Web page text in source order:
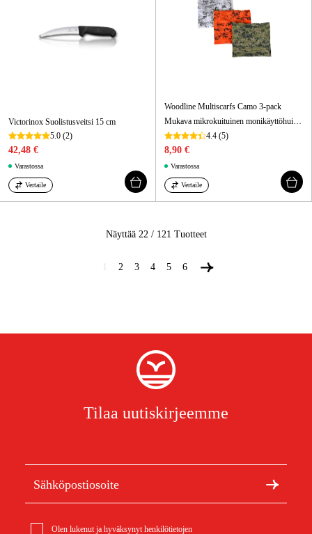
Victorinox Suolistusveitsi 15 cm
5.0 (2)
42,48 €
Varastossa
Vertaile
Woodline Multiscarfs Camo 3-pack
Mukava mikrokuituinen monikäyttöhuivi metsästykseen. Voidaan käyttää kaulahuivina, pipona, suojana, lippiksena, balaklavana ym.! Toimitetaan 3-packissa, jossa on 3 eri väriä.
4.4 (5)
8,90 €
Varastossa
Vertaile
Näyttää 22 / 121 Tuotteet
2 3 4 5 6
Tilaa uutiskirjeemme
Olen lukenut ja hyväksynyt henkilötietojen